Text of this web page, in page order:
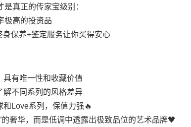
真正的传家宝级别：
极高的投资品
保养+鉴定服务让你买得安心
具有唯一性和收藏价值
解不同系列的风格差异
Love系列，保值力强🔥
奢华，而是低调中透露出极致品位的艺术品牌🖤